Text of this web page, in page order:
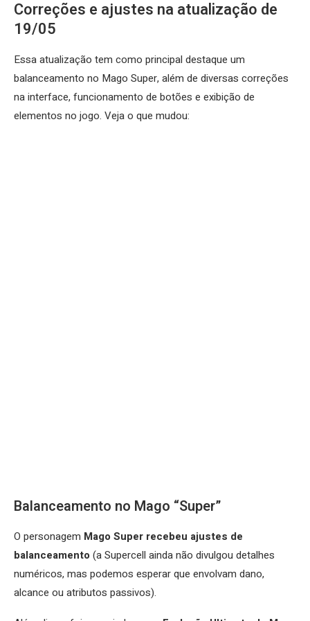
Correções e ajustes na atualização de
19/05
Essa atualização tem como principal destaque um
balanceamento no Mago Super, além de diversas correções
na interface, funcionamento de botões e exibição de
elementos no jogo. Veja o que mudou:
Balanceamento no Mago “Super”
O personagem Mago Super recebeu ajustes de
balanceamento (a Supercell ainda não divulgou detalhes
numéricos, mas podemos esperar que envolvam dano,
alcance ou atributos passivos).